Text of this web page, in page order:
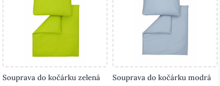
Souprava do kočárku zelená Souprava do kočárku modrá